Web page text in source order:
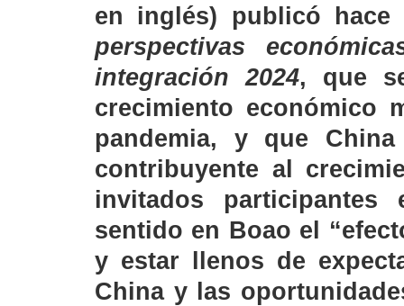
en inglés) publicó
perspectivas
integración 2024, que
crecimiento económico
pandemia, y que
contribuyente al
invitados
sentido en Boao el
y estar llenos de
China y las